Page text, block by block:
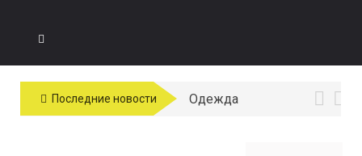
Последние новости
Одежда